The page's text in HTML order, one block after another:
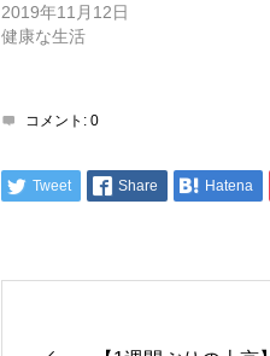
2019年11月12日
健康な生活
コメント: 0
Tweet Share Hatena